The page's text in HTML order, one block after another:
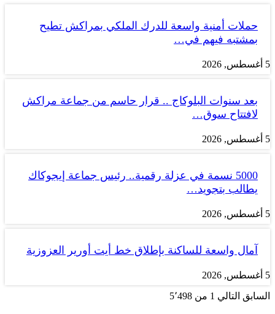
حملات أمنية واسعة للدرك الملكي بمراكش تطيح
بمشتبه فيهم في…
5 أغسطس, 2026
بعد سنوات البلوكاج .. قرار حاسم من جماعة مراكش
لافتتاح سوق…
5 أغسطس, 2026
5000 نسمة في عزلة رقمية.. رئيس جماعة إيجوكاك
يطالب بتجويد…
5 أغسطس, 2026
آمال واسعة للساكنة بإطلاق خط أيت أورير العزوزية
5 أغسطس, 2026
السابق التالي 1 من 5٬498